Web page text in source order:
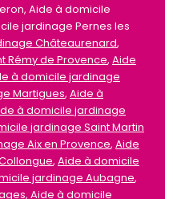
Aide à domicile
jardinage Pernes les
Châteaurenard,
Rémy de Provence, Aide
à domicile jardinage
Martigues, Aide à
à domicile jardinage
jardinage Saint Martin
Aix en Provence, Aide
, Aide à domicile
jardinage Aubagne,
, Aide à domicile